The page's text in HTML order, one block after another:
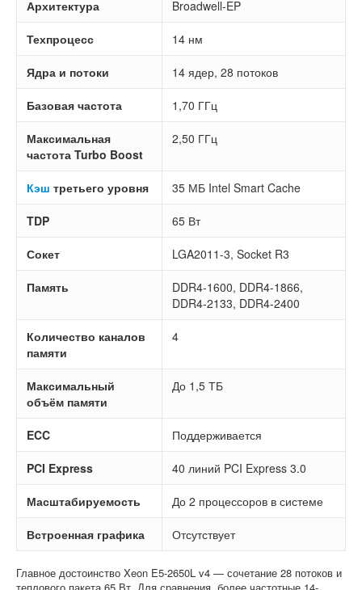
Архитектура Broadwell-EP
Техпроцесс 14 нм
Ядра и потоки 14 ядер, 28 потоков
Базовая частота 1,70 ГГц
Максимальная
частота Turbo Boost
2,50 ГГц
Кэш третьего уровня 35 МБ Intel Smart Cache
TDP 65 Вт
Сокет LGA2011-3, Socket R3
Память
DDR4-1600, DDR4-1866,
DDR4-2133, DDR4-2400
Количество каналов
памяти
4
Максимальный
объём памяти
До 1,5 ТБ
ECC Поддерживается
PCI Express 40 линий PCI Express 3.0
Масштабируемость До 2 процессоров в системе
Встроенная графика Отсутствует
Главное достоинство Xeon E5-2650L v4 — сочетание 28 потоков и